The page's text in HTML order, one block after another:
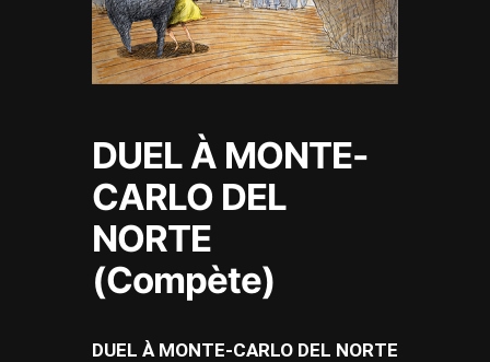
DUEL À MONTE-
CARLO DEL
NORTE
(Compète)
DUEL À MONTE-CARLO DEL NORTE